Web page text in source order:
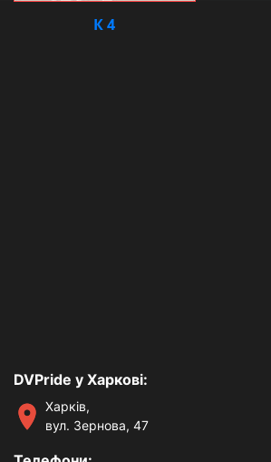
К 4
DVPride у Харкові:
Харків,
вул. Зернова, 47